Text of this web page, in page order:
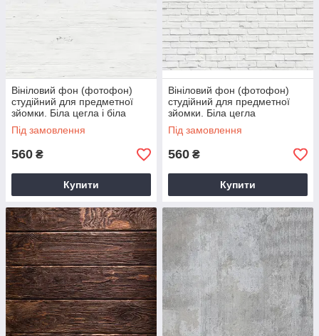
Вініловий фон (фотофон)
студійний для предметної
зйомки. Біла цегла і біла
штукатурка
Під замовлення
560 ₴
Купити
Вініловий фон (фотофон)
студійний для предметної
зйомки. Біла цегла
Під замовлення
560 ₴
Купити